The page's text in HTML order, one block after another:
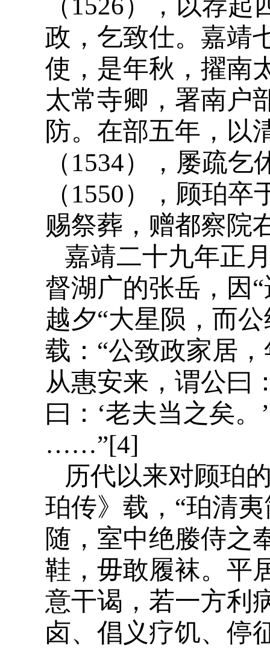
（1526），以荐
政，乞致仕。嘉靖
使，是年秋，擢南
太常寺卿，署南户
防。在部五年，以
（1534），屡疏
（1550），顾珀
赐祭葬，赠都察院
嘉靖二十九年正
督湖广的张岳，因
越夕“大星陨，而
载：“公致政家居
从惠安来，谓公曰
曰：‘老夫当之矣
……”[4]
历代以来对顾珀
珀传》载，“珀清
随，室中绝媵侍之
鞋，毋敢履袜。平
意干谒，若一方利
卤、倡义疗饥、停